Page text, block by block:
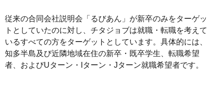
従来の合同会社説明会「るびあん」が新卒のみをターゲッ
トとしていたのに対し、チタジョブは就職・転職を考えて
いるすべての方をターゲットとしています。具体的には、
知多半島及び近隣地域在住の新卒・既卒学生、転職希望
者、およびUターン・Iターン・Jターン就職希望者です。